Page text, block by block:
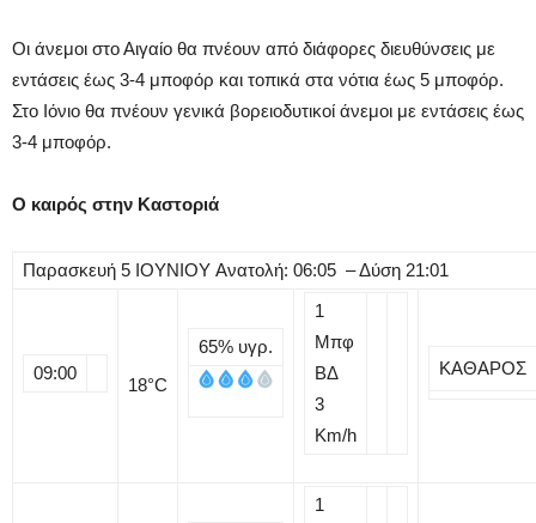
Οι άνεμοι στο Αιγαίο θα πνέουν από διάφορες διευθύνσεις με
εντάσεις έως 3-4 μποφόρ και τοπικά στα νότια έως 5 μποφόρ.
Στο Ιόνιο θα πνέουν γενικά βορειοδυτικοί άνεμοι με εντάσεις έως
3-4 μποφόρ.
Ο καιρός στην Καστοριά
Παρασκευή 5 ΙΟΥΝΙΟΥ Ανατολή: 06:05 – Δύση 21:01
09:00
18°C
65% υγρ.
1
Μπφ
ΒΔ
3
Km/h
ΚΑΘΑΡΟΣ
1